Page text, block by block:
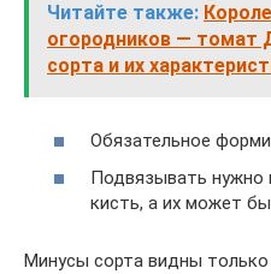
Читайте также:
огородников — томат
сорта и их
Обязательное
Подвязывать нужно
кисть, а их может
Минусы сорта видны